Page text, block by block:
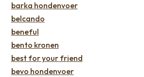
barka hondenvoer
belcando
beneful
bento kronen
best for your friend
bevo hondenvoer